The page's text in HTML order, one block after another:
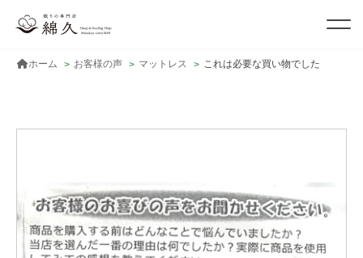
ホーム お客様の声 マットレス これは必要な買い物でした